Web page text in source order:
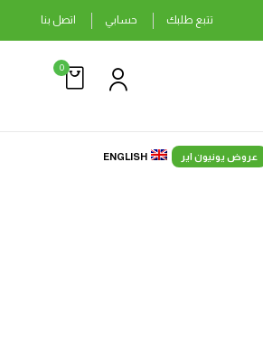
تتبع طلبك حسابي اتصل بنا
0
عروض يونيون اير ENGLISH